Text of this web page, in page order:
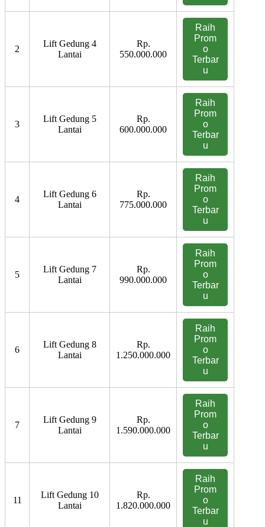
2
Lift Gedung 4
Lantai
Rp.
550.000.000
Raih
Prom
o
Terbar
u
3
Lift Gedung 5
Lantai
Rp.
600.000.000
Raih
Prom
o
Terbar
u
4
Lift Gedung 6
Lantai
Rp.
775.000.000
Raih
Prom
o
Terbar
u
5
Lift Gedung 7
Lantai
Rp.
990.000.000
Raih
Prom
o
Terbar
u
6
Lift Gedung 8
Lantai
Rp.
1.250.000.000
Raih
Prom
o
Terbar
u
7
Lift Gedung 9
Lantai
Rp.
1.590.000.000
Raih
Prom
o
Terbar
u
11
Lift Gedung 10
Lantai
Rp.
1.820.000.000
Raih
Prom
o
Terbar
u